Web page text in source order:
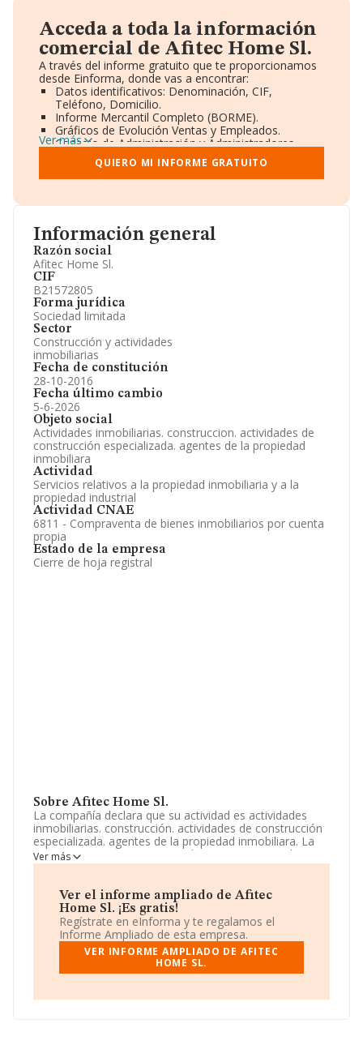
Información general
Razón social
Afitec Home Sl.
CIF
B21572805
Forma jurídica
Sociedad limitada
Sector
Construcción y actividades
inmobiliarias
Fecha de constitución
28-10-2016
Fecha último cambio
5-6-2026
Objeto social
Actividades inmobiliarias. construccion. actividades de
construcción especializada. agentes de la propiedad
inmobiliara
Actividad
Servicios relativos a la propiedad inmobiliaria y a la
propiedad industrial
Actividad CNAE
6811 - Compraventa de bienes inmobiliarios por cuenta
propia
Estado de la empresa
Cierre de hoja registral
Sobre Afitec Home Sl.
La compañía declara que su actividad es actividades
inmobiliarias. construcción. actividades de construcción
especializada. agentes de la propiedad inmobiliara. La
empresa aparece inscrita en el Registro Mercantil como
Sociedad Limitada. La actividad de referencia CNAE
compañía no tiene actividad en mercados exteriores.
Para saber más puedes acceder a su página web en
este enlacewww.lamafia.es.
La sociedadAfitec Home S.L, NIF B21572805, tiene su
domicilio social establecido en Calle Alonso Barba núm.
Ver más
Ver el informe ampliado de Afitec
Home Sl. ¡Es gratis!
Regístrate en eInforma y te regalamos el
Informe Ampliado de esta empresa.
VER INFORME AMPLIADO DE AFITEC
HOME SL.
Acceda a toda la información
comercial de Afitec Home Sl.
A través del informe gratuito que te proporcionamos
desde Einforma, donde vas a encontrar:
Datos identificativos: Denominación, CIF,
Teléfono, Domicilio.
Informe Mercantil Completo (BORME).
Gráficos de Evolución Ventas y Empleados.
Consejo de Administración y Administradores.
Directivos y Ejecutivos.
Accionistas.
Participaciones y Vinculaciones en otras empresas.
Información oficial y registral complementaria.
Ver más
QUIERO MI INFORME GRATUITO